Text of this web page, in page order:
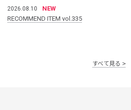
2026.08.10
NEW
RECOMMEND ITEM vol.335
すべて見る